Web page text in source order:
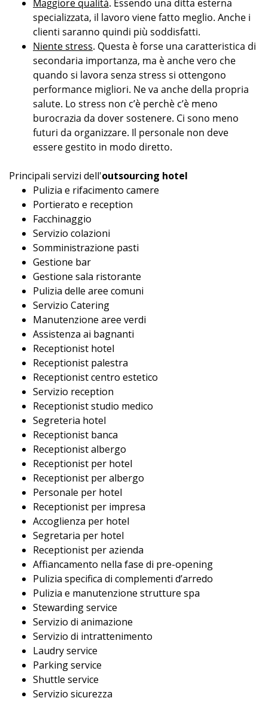
Maggiore qualità. Essendo una ditta esterna
specializzata, il lavoro viene fatto meglio. Anche i
clienti saranno quindi più soddisfatti.
Niente stress. Questa è forse una caratteristica di
secondaria importanza, ma è anche vero che
quando si lavora senza stress si ottengono
performance migliori. Ne va anche della propria
salute. Lo stress non c’è perchè c’è meno
burocrazia da dover sostenere. Ci sono meno
futuri da organizzare. Il personale non deve
essere gestito in modo diretto.
Principali servizi dell'outsourcing hotel
Pulizia e rifacimento camere
Portierato e reception
Facchinaggio
Servizio colazioni
Somministrazione pasti
Gestione bar
Gestione sala ristorante
Pulizia delle aree comuni
Servizio Catering
Manutenzione aree verdi
Assistenza ai bagnanti
Receptionist hotel
Receptionist palestra
Receptionist centro estetico
Servizio reception
Receptionist studio medico
Segreteria hotel
Receptionist banca
Receptionist albergo
Receptionist per hotel
Receptionist per albergo
Personale per hotel
Receptionist per impresa
Accoglienza per hotel
Segretaria per hotel
Receptionist per azienda
Affiancamento nella fase di pre-opening
Pulizia specifica di complementi d’arredo
Pulizia e manutenzione strutture spa
Stewarding service
Servizio di animazione
Servizio di intrattenimento
Laudry service
Parking service
Shuttle service
Servizio sicurezza